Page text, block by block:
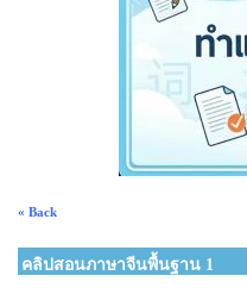
« Back
คลิปสอนภาษาจีนพื้นฐาน 1